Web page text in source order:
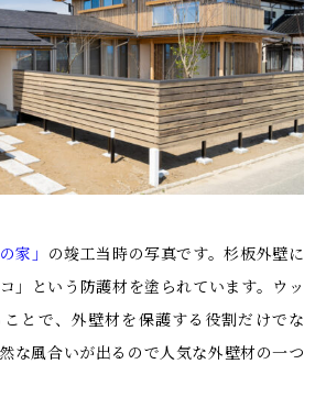
家」 の竣工当時の写真です。杉板外壁に
」という防護材を塗られています。ウッ
とで、外壁材を保護する役割だけでな
な風合いが出るので人気な外壁材の一つ